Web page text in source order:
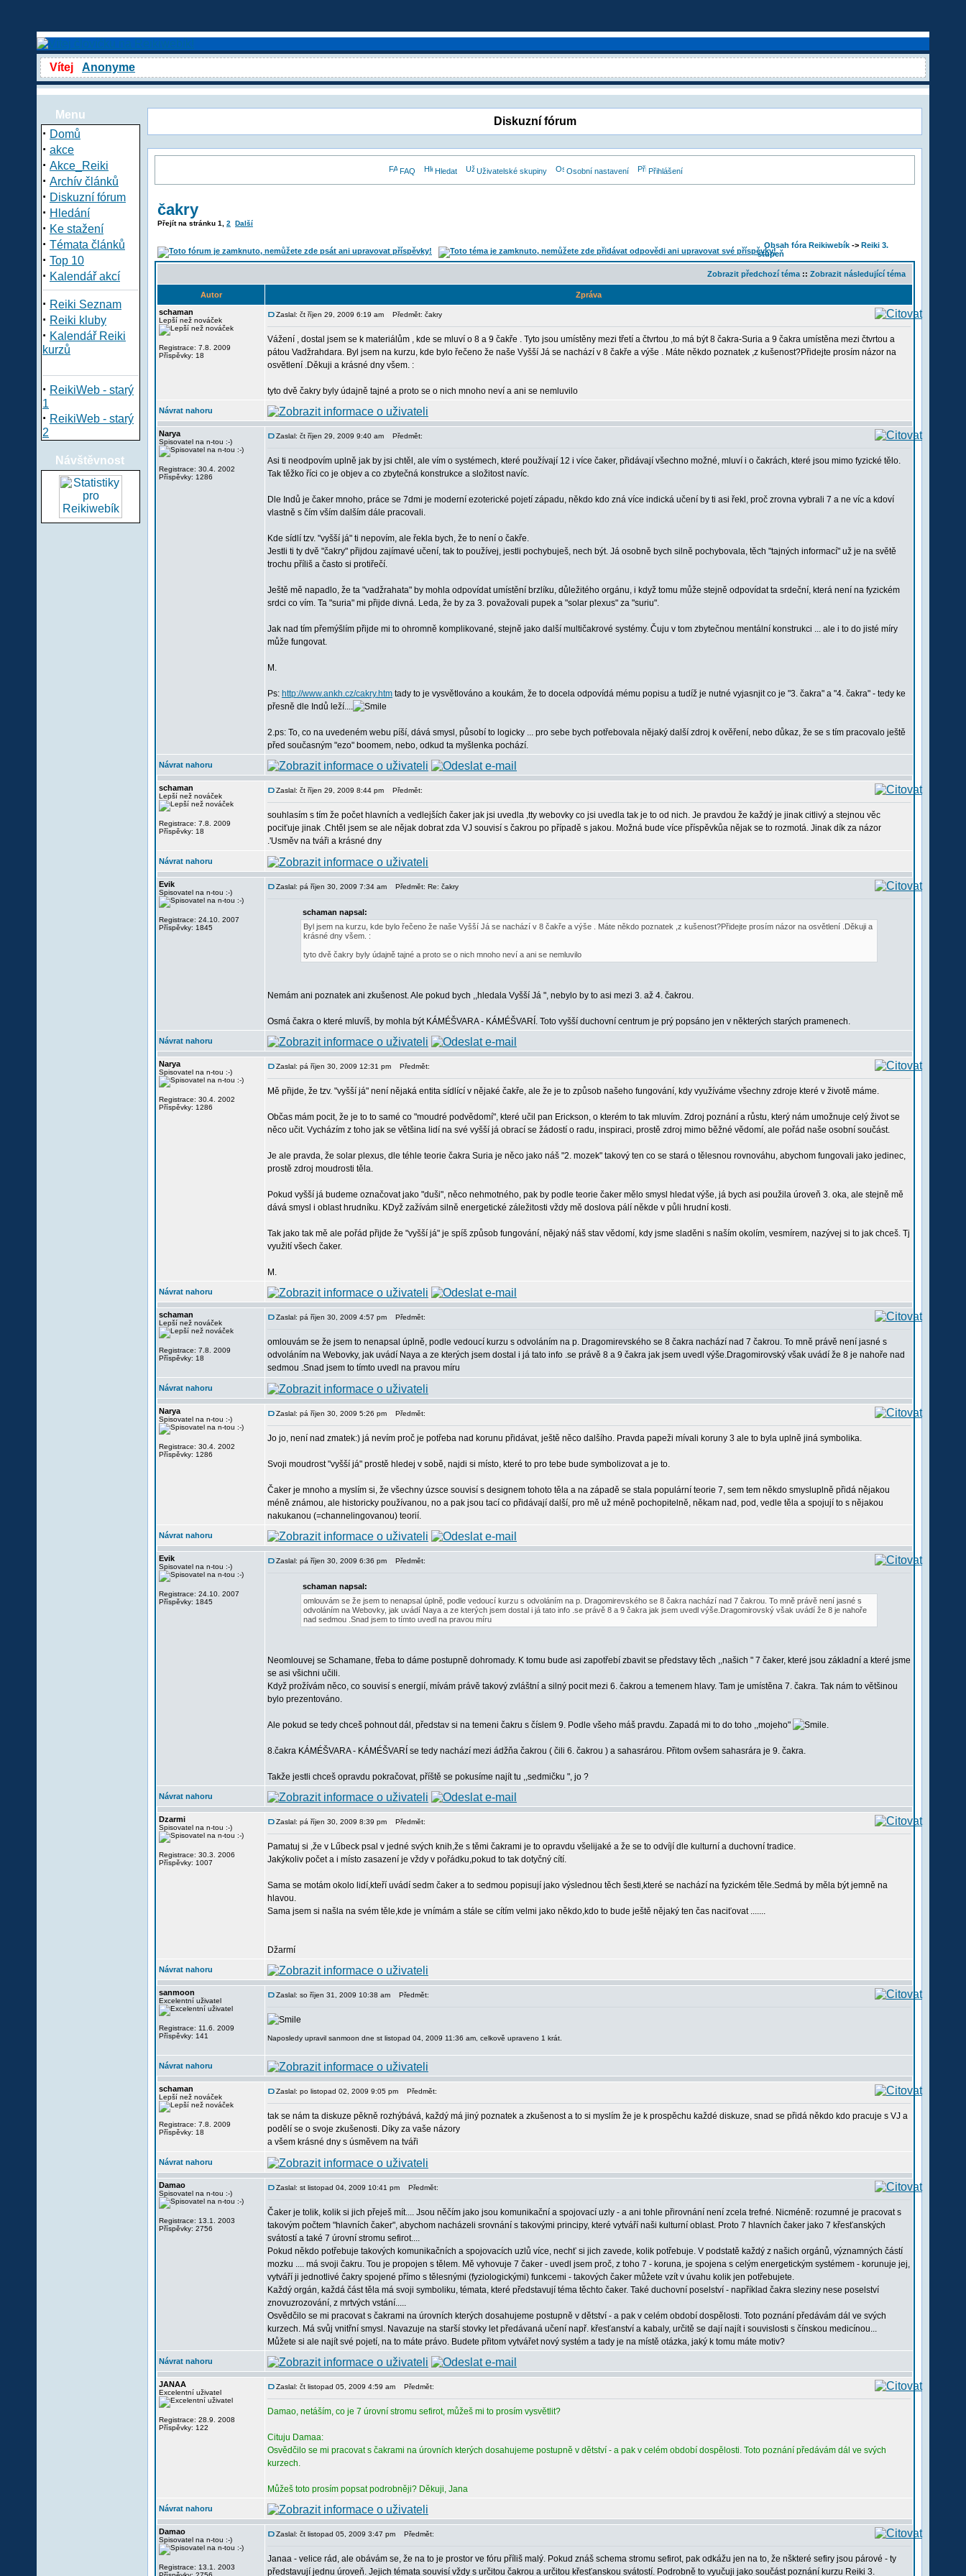
Vítej Anonyme
Menu
· Domů
· akce
· Akce_Reiki
· Archív článků
· Diskuzní fórum
· Hledání
· Ke stažení
· Témata článků
· Top 10
· Kalendář akcí
· Reiki Seznam
· Reiki kluby
· Kalendář Reiki
kurzů
· ReikiWeb - starý
1
· ReikiWeb - starý
2
Návštěvnost
Diskuzní fórum
FAQ Hledat Uživatelské skupiny Osobní nastavení Přihlášení
čakry
Přejít na stránku 1 2 Další
Obsah fóra Reikiwebík -> Reiki 3.
stupeň
Zobrazit předchozí téma :: Zobrazit následující téma
Autor
Zpráva
schaman
Lepší než nováček
Registrace: 7.8. 2009
Příspěvky: 18
Zaslal: čt říjen 29, 2009 6:19 am Předmět: čakry
Vážení , dostal jsem se k materiálům , kde se mluví o 8 a 9 čakře . Tyto jsou umístěny mezi třetí a čtvrtou ,to má být 8 čakra-Suria a 9 čakra umístěna mezi čtvrtou a
pátou Vadžrahdara. Byl jsem na kurzu, kde bylo řečeno že naše Vyšší Já se nachází v 8 čakře a výše . Máte někdo poznatek ,z kušenost?Přidejte prosím názor na
osvětlení .Děkuji a krásné dny všem. :
tyto dvě čakry byly údajně tajné a proto se o nich mnoho neví a ani se nemluvilo
Návrat nahoru
Narya
Spisovatel na n-tou :-)
Registrace: 30.4. 2002
Příspěvky: 1286
Zaslal: čt říjen 29, 2009 9:40 am Předmět:
Asi ti neodpovím uplně jak by jsi chtěl, ale vím o systémech, které používají 12 i více čaker, přidávají všechno možné, mluví i o čakrách, které jsou mimo fyzické tělo.
Tak těžko říci co je objev a co zbytečná konstrukce a složitost navíc.
Dle Indů je čaker mnoho, práce se 7dmi je moderní ezoterické pojetí západu, někdo kdo zná více indická učení by ti asi řekl, proč zrovna vybrali 7 a ne víc a kdoví
vlastně s čím vším dalším dále pracovali.
Kde sídlí tzv. "vyšší já" ti nepovím, ale řekla bych, že to není o čakře.
Jestli ti ty dvě "čakry" přijdou zajímavé učení, tak to používej, jestli pochybuješ, nech být. Já osobně bych silně pochybovala, těch "tajných informací" už je na světě
trochu příliš a často si protiřečí.
Ještě mě napadlo, že ta "vadžrahata" by mohla odpovídat umístění brzlíku, důležitého orgánu, i když tomu může stejně odpovídat ta srdeční, která není na fyzickém
srdci co vím. Ta "suria" mi přijde divná. Leda, že by za 3. považovali pupek a "solar plexus" za "suriu".
Jak nad tím přemýšlím přijde mi to ohromně komplikované, stejně jako další multičakrové systémy. Čuju v tom zbytečnou mentální konstrukci ... ale i to do jisté míry
může fungovat.
M.
Ps: http://www.ankh.cz/cakry.htm tady to je vysvětlováno a koukám, že to docela odpovídá mému popisu a tudíž je nutné vyjasnjit co je "3. čakra" a "4. čakra" - tedy ke
přesně dle Indů leží....
2.ps: To, co na uvedeném webu píší, dává smysl, působí to logicky ... pro sebe bych potřebovala nějaký další zdroj k ověření, nebo důkaz, že se s tím pracovalo ještě
před současným "ezo" boomem, nebo, odkud ta myšlenka pochází.
Návrat nahoru
schaman
Lepší než nováček
Registrace: 7.8. 2009
Příspěvky: 18
Zaslal: čt říjen 29, 2009 8:44 pm Předmět:
souhlasím s tím že počet hlavních a vedlejších čaker jak jsi uvedla ,tty webovky co jsi uvedla tak je to od nich. Je pravdou že každý je jinak citlivý a stejnou věc
pociťuje jinak .Chtěl jsem se ale nějak dobrat zda VJ souvisí s čakrou po případě s jakou. Možná bude více příspěvkůa nějak se to rozmotá. Jinak dík za názor
.'Usměv na tváři a krásné dny
Návrat nahoru
Evik
Spisovatel na n-tou :-)
Registrace: 24.10. 2007
Příspěvky: 1845
Zaslal: pá říjen 30, 2009 7:34 am Předmět: Re: čakry
schaman napsal:
Byl jsem na kurzu, kde bylo řečeno že naše Vyšší Já se nachází v 8 čakře a výše . Máte někdo poznatek ,z kušenost?Přidejte prosím názor na osvětlení .Děkuji a
krásné dny všem. :
tyto dvě čakry byly údajně tajné a proto se o nich mnoho neví a ani se nemluvilo
Nemám ani poznatek ani zkušenost. Ale pokud bych ,,hledala Vyšší Já ", nebylo by to asi mezi 3. až 4. čakrou.
Osmá čakra o které mluvíš, by mohla být KÁMÉŠVARA - KÁMÉŠVARÍ. Toto vyšší duchovní centrum je prý popsáno jen v některých starých pramenech.
Návrat nahoru
Narya
Spisovatel na n-tou :-)
Registrace: 30.4. 2002
Příspěvky: 1286
Zaslal: pá říjen 30, 2009 12:31 pm Předmět:
Mě přijde, že tzv. "vyšší já" není nějaká entita sídlící v nějaké čakře, ale že je to způsob našeho fungování, kdy využíváme všechny zdroje které v životě máme.
Občas mám pocit, že je to to samé co "moudré podvědomí", které učil pan Erickson, o kterém to tak mluvím. Zdroj poznání a růstu, který nám umožnuje celý život se
něco učit. Vycházím z toho jak se většina lidí na své vyšší já obrací se žádostí o radu, inspiraci, prostě zdroj mimo běžné vědomí, ale pořád naše osobní součást.
Je ale pravda, že solar plexus, dle téhle teorie čakra Suria je něco jako náš "2. mozek" takový ten co se stará o tělesnou rovnováhu, abychom fungovali jako jedinec,
prostě zdroj moudrosti těla.
Pokud vyšší já budeme označovat jako "duši", něco nehmotného, pak by podle teorie čaker mělo smysl hledat výše, já bych asi použila úroveň 3. oka, ale stejně mě
dává smysl i oblast hrudníku. KDyž zažívám silně energetické záležitosti vždy mě doslova pálí někde v půli hrudní kosti.
Tak jako tak mě ale pořád přijde že "vyšší já" je spíš způsob fungování, nějaký náš stav vědomí, kdy jsme sladěni s naším okolím, vesmírem, nazývej si to jak chceš. Tj
využití všech čaker.
M.
Návrat nahoru
schaman
Lepší než nováček
Registrace: 7.8. 2009
Příspěvky: 18
Zaslal: pá říjen 30, 2009 4:57 pm Předmět:
omlouvám se že jsem to nenapsal úplně, podle vedoucí kurzu s odvoláním na p. Dragomirevského se 8 čakra nachází nad 7 čakrou. To mně právě není jasné s
odvoláním na Webovky, jak uvádí Naya a ze kterých jsem dostal i já tato info .se právě 8 a 9 čakra jak jsem uvedl výše.Dragomirovský však uvádí že 8 je nahoře nad
sedmou .Snad jsem to tímto uvedl na pravou míru
Návrat nahoru
Narya
Spisovatel na n-tou :-)
Registrace: 30.4. 2002
Příspěvky: 1286
Zaslal: pá říjen 30, 2009 5:26 pm Předmět:
Jo jo, není nad zmatek:) já nevím proč je potřeba nad korunu přidávat, ještě něco dalšího. Pravda papeži mívali koruny 3 ale to byla uplně jiná symbolika.
Svoji moudrost "vyšší já" prostě hledej v sobě, najdi si místo, které to pro tebe bude symbolizovat a je to.
Čaker je mnoho a myslím si, že všechny úzsce souvisí s designem tohoto těla a na západě se stala populární teorie 7, sem tem někdo smysluplně přidá nějakou
méně známou, ale historicky používanou, no a pak jsou tací co přidávají další, pro mě už méně pochopitelně, někam nad, pod, vedle těla a spojují to s nějakou
nakukanou (=channelingovanou) teorií.
Návrat nahoru
Evik
Spisovatel na n-tou :-)
Registrace: 24.10. 2007
Příspěvky: 1845
Zaslal: pá říjen 30, 2009 6:36 pm Předmět:
schaman napsal:
omlouvám se že jsem to nenapsal úplně, podle vedoucí kurzu s odvoláním na p. Dragomirevského se 8 čakra nachází nad 7 čakrou. To mně právě není jasné s
odvoláním na Webovky, jak uvádí Naya a ze kterých jsem dostal i já tato info .se právě 8 a 9 čakra jak jsem uvedl výše.Dragomirovský však uvádí že 8 je nahoře
nad sedmou .Snad jsem to tímto uvedl na pravou míru
Neomlouvej se Schamane, třeba to dáme postupně dohromady. K tomu bude asi zapotřebí zbavit se představy těch ,,našich " 7 čaker, které jsou základní a které jsme
se asi všichni učili.
Když prožívám něco, co souvisí s energií, mívám právě takový zvláštní a silný pocit mezi 6. čakrou a temenem hlavy. Tam je umístěna 7. čakra. Tak nám to většinou
bylo prezentováno.
Ale pokud se tedy chceš pohnout dál, představ si na temeni čakru s číslem 9. Podle všeho máš pravdu. Zapadá mi to do toho ,,mojeho" .
8.čakra KÁMÉŠVARA - KÁMÉŠVARÍ se tedy nachází mezi ádžňa čakrou ( čili 6. čakrou ) a sahasrárou. Přitom ovšem sahasrára je 9. čakra.
Takže jestli chceš opravdu pokračovat, příště se pokusíme najít tu ,,sedmičku ", jo ?
Návrat nahoru
Dzarmi
Spisovatel na n-tou :-)
Registrace: 30.3. 2006
Příspěvky: 1007
Zaslal: pá říjen 30, 2009 8:39 pm Předmět:
Pamatuj si ,že v Lűbeck psal v jedné svých knih,že s těmi čakrami je to opravdu všelijaké a že se to odvíjí dle kulturní a duchovní tradice.
Jakýkoliv počet a i místo zasazení je vždy v pořádku,pokud to tak dotyčný cítí.
Sama se motám okolo lidí,kteří uvádí sedm čaker a to sedmou popisují jako výslednou těch šesti,které se nachází na fyzickém těle.Sedmá by měla být jemně na
hlavou.
Sama jsem si našla na svém těle,kde je vnímám a stále se cítím velmi jako někdo,kdo to bude ještě nějaký ten čas naciťovat .......
Džarmí
Návrat nahoru
sanmoon
Excelentní uživatel
Registrace: 11.6. 2009
Příspěvky: 141
Zaslal: so říjen 31, 2009 10:38 am Předmět:
Naposledy upravil sanmoon dne st listopad 04, 2009 11:36 am, celkově upraveno 1 krát.
Návrat nahoru
schaman
Lepší než nováček
Registrace: 7.8. 2009
Příspěvky: 18
Zaslal: po listopad 02, 2009 9:05 pm Předmět:
tak se nám ta diskuze pěkně rozhýbává, každý má jiný poznatek a zkušenost a to si myslím že je k prospěchu každé diskuze, snad se přidá někdo kdo pracuje s VJ a
podělí se o svoje zkušenosti. Díky za vaše názory
a všem krásné dny s úsměvem na tváři
Návrat nahoru
Damao
Spisovatel na n-tou :-)
Registrace: 13.1. 2003
Příspěvky: 2756
Zaslal: st listopad 04, 2009 10:41 pm Předmět:
Čaker je tolik, kolik si jich přeješ mít.... Jsou něčím jako jsou komunikační a spojovací uzly - a ani tohle přirovnání není zcela trefné. Nicméně: rozumné je pracovat s
takovým počtem "hlavních čaker", abychom nacházeli srovnání s takovými principy, které vytváří naši kulturní oblast. Proto 7 hlavních čaker jako 7 křesťanských
svátostí a také 7 úrovní stromu sefirot....
Pokud někdo potřebuje takových komunikačních a spojovacích uzlů více, nechť si jich zavede, kolik potřebuje. V podstatě každý z našich orgánů, významných částí
mozku .... má svoji čakru. Tou je propojen s tělem. Mě vyhovuje 7 čaker - uvedl jsem proč, z toho 7 - koruna, je spojena s celým energetickým systémem - korunuje jej,
vytváří ji jednotlivé čakry spojené přímo s tělesnými (fyziologickými) funkcemi - takových čaker můžete vzít v úvahu kolik jen potřebujete.
Každý orgán, každá část těla má svoji symboliku, témata, které představují téma těchto čaker. Také duchovní poselství - například čakra sleziny nese poselství
znovuzrozování, z mrtvých vstání.....
Osvědčilo se mi pracovat s čakrami na úrovních kterých dosahujeme postupně v dětství - a pak v celém období dospělosti. Toto poznání předávám dál ve svých
kurzech. Má svůj vnitřní smysl. Navazuje na starší stovky let předávaná učení např. křesťanství a kabaly, určitě se dají najít i souvislosti s čínskou medicínou...
Můžete si ale najít své pojetí, na to máte právo. Budete přitom vytvářet nový systém a tady je na místě otázka, jaký k tomu máte motiv?
Návrat nahoru
JANAA
Excelentní uživatel
Registrace: 28.9. 2008
Příspěvky: 122
Zaslal: čt listopad 05, 2009 4:59 am Předmět:
Damao, netáším, co je 7 úrovní stromu sefirot, můžeš mi to prosím vysvětlit?
Cituju Damaa:
Osvědčilo se mi pracovat s čakrami na úrovních kterých dosahujeme postupně v dětství - a pak v celém období dospělosti. Toto poznání předávám dál ve svých
kurzech.
Můžeš toto prosím popsat podrobněji? Děkuji, Jana
Návrat nahoru
Damao
Spisovatel na n-tou :-)
Registrace: 13.1. 2003
Zaslal: čt listopad 05, 2009 3:47 pm Předmět:
Janaa - velice rád, ale obávám se, že na to je prostor ve fóru příliš malý. Pokud znáš schema stromu sefirot, pak odkážu jen na to, že nškteré sefiry jsou párové - ty
představují jednu úroveň. Jejich témata souvisí vždy s určitou čakrou a určitou křesťanskou svátostí. Podrobně to vyučuji jako součást poznání kurzu Reiki 3.